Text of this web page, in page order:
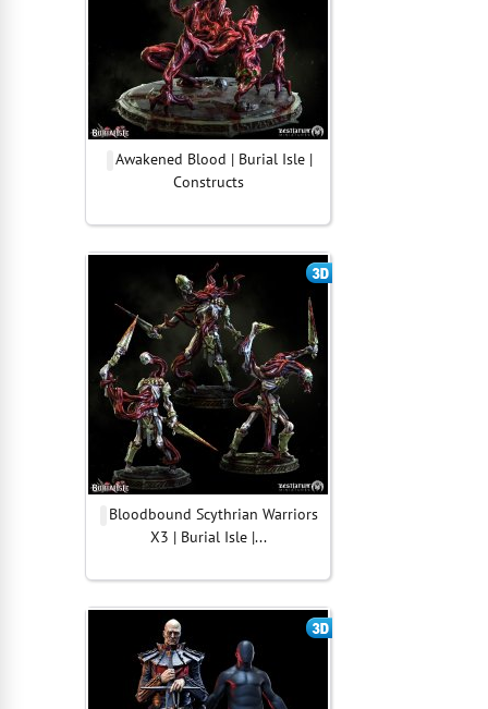
Awakened Blood | Burial Isle |
Constructs
Bloodbound Scythrian Warriors
X3 | Burial Isle |...